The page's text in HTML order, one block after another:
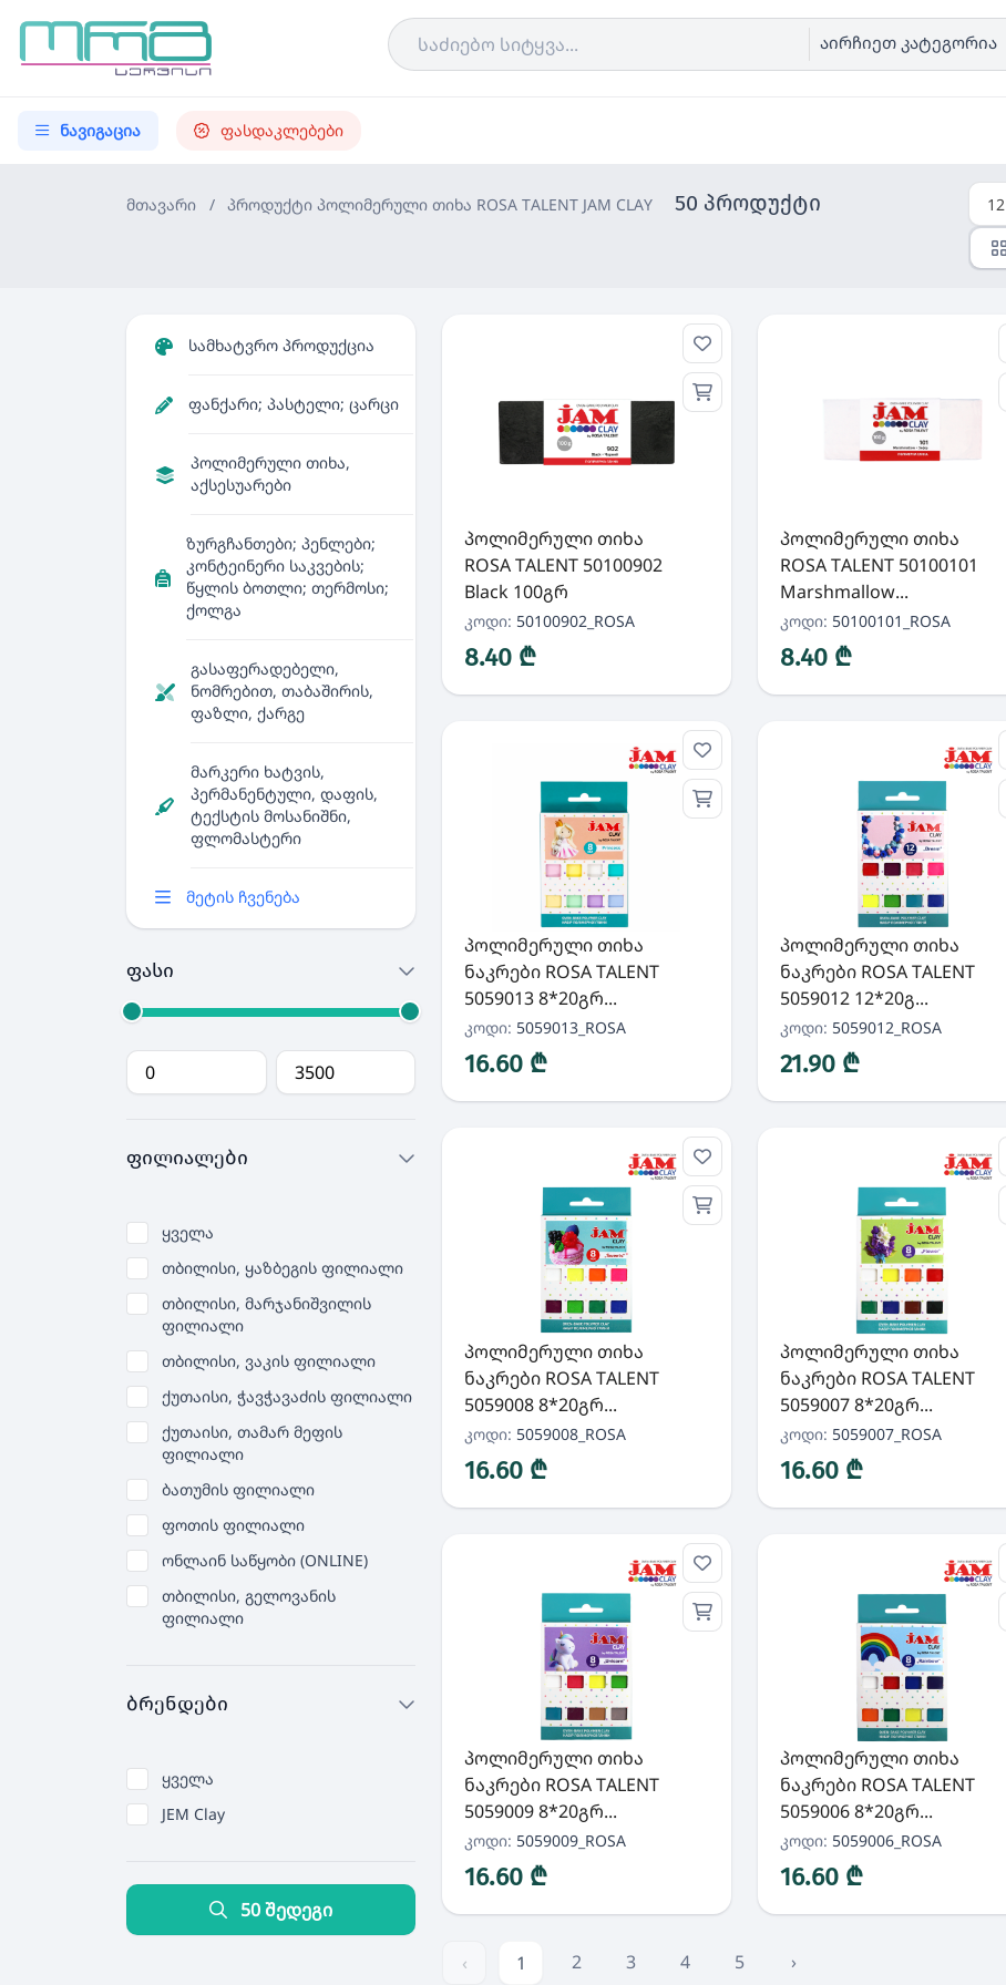
აირჩიეთ კატეგორია
ნავიგაცია ფასდაკლებები
მთავარი / პროდუქტი პოლიმერული თიხა ROSA TALENT JAM CLAY 50 პროდუქტი 12
სამხატვრო პროდუქცია
ფანქარი; პასტელი; ცარცი
პოლიმერული თიხა,
აქსესუარები
ზურგჩანთები; პენლები;
კონტეინერი საკვების;
წყლის ბოთლი; თერმოსი;
ქოლგა
გასაფერადებელი,
ნომრებით, თაბაშირის,
ფაზლი, ქარგე
მარკერი ხატვის,
პერმანენტული, დაფის,
ტექსტის მოსანიშნი,
ფლომასტერი
მეტის ჩვენება
ფასი
ფილიალები
ყველა
თბილისი, ყაზბეგის ფილიალი
თბილისი, მარჯანიშვილის
ფილიალი
თბილისი, ვაკის ფილიალი
ქუთაისი, ჭავჭავაძის ფილიალი
ქუთაისი, თამარ მეფის
ფილიალი
ბათუმის ფილიალი
ფოთის ფილიალი
ონლაინ საწყობი (ONLINE)
თბილისი, გელოვანის
ფილიალი
ბრენდები
ყველა
JEM Clay
50 შედეგი
პოლიმერული თიხა
ROSA TALENT 50100902
Black 100გრ
კოდი: 50100902_ROSA
8.40 ₾
პოლიმერული თიხა
ROSA TALENT 50100101
Marshmallow...
კოდი: 50100101_ROSA
8.40 ₾
პოლიმერული თიხა
ნაკრები ROSA TALENT
5059013 8*20გრ...
კოდი: 5059013_ROSA
16.60 ₾
პოლიმერული თიხა
ნაკრები ROSA TALENT
5059012 12*20გ...
კოდი: 5059012_ROSA
21.90 ₾
პოლიმერული თიხა
ნაკრები ROSA TALENT
5059008 8*20გრ...
კოდი: 5059008_ROSA
16.60 ₾
პოლიმერული თიხა
ნაკრები ROSA TALENT
5059007 8*20გრ...
კოდი: 5059007_ROSA
16.60 ₾
პოლიმერული თიხა
ნაკრები ROSA TALENT
5059009 8*20გრ...
კოდი: 5059009_ROSA
16.60 ₾
პოლიმერული თიხა
ნაკრები ROSA TALENT
5059006 8*20გრ...
კოდი: 5059006_ROSA
16.60 ₾
‹ 1 2 3 4 5 ›